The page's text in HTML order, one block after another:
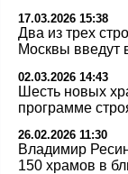
17.03.2026 15:38
Два из трех
Москвы введут
02.03.2026 14:43
Шесть новых
программе
26.02.2026 11:30
Владимир
150 храмов в